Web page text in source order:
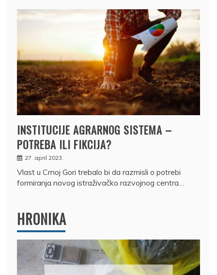
INSTITUCIJE AGRARNOG SISTEMA –
POTREBA ILI FIKCIJA?
27. april 2023.
Vlast u Crnoj Gori trebalo bi da razmisli o potrebi
formiranja novog istraživačko razvojnog centra…
HRONIKA
DRŽAVLJANIN RUSIJE